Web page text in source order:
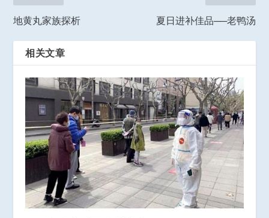
地黄丸家族探析 夏日进补佳品──老鸭汤
相关文章